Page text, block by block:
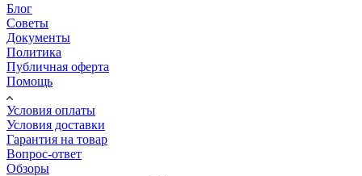
Блог
Советы
Документы
Политика
Публичная оферта
Помощь
Условия оплаты
Условия доставки
Гарантия на товар
Вопрос-ответ
Обзоры